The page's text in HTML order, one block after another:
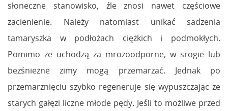
słoneczne stanowisko, źle znosi nawet częściowe
zacienienie. Należy natomiast unikać sadzenia
tamaryszka w podłożach ciężkich i podmokłych.
Pomimo że uchodzą za mrozoodporne, w srogie lub
bezśnieżne zimy mogą przemarzać. Jednak po
przemarznięciu szybko regeneruje się wypuszczając ze
starych gałęzi liczne młode pędy. Jeśli to możliwe przed